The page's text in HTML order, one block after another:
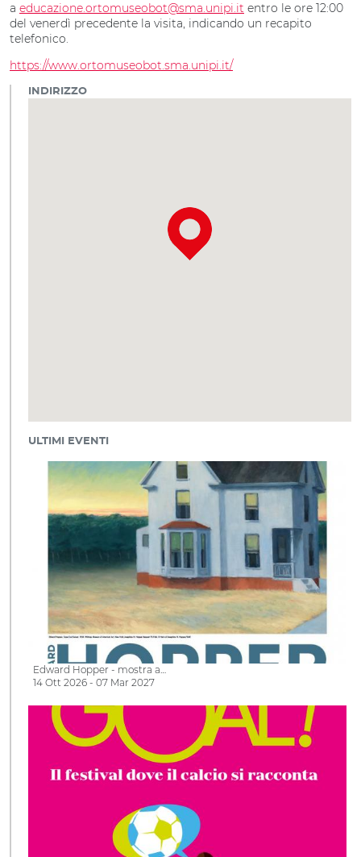
a educazione.ortomuseobot@sma.unipi.it entro le ore 12:00
del venerdì precedente la visita, indicando un recapito
telefonico.
https://www.ortomuseobot.sma.unipi.it/
INDIRIZZO
ULTIMI EVENTI
Edward Hopper - mostra a…
14 Ott 2026 - 07 Mar 2027